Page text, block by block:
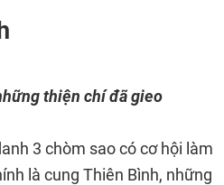
thiện chí đã gieo
3 chòm sao có cơ hội làm
là cung Thiên Bình, những